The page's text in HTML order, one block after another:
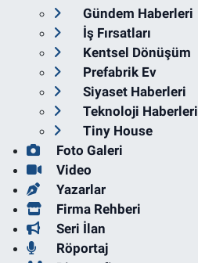
Gündem Haberleri
İş Fırsatları
Kentsel Dönüşüm
Prefabrik Ev
Siyaset Haberleri
Teknoloji Haberleri
Tiny House
Foto Galeri
Video
Yazarlar
Firma Rehberi
Seri İlan
Röportaj